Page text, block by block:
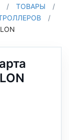
/ ТОВАРЫ
/
/